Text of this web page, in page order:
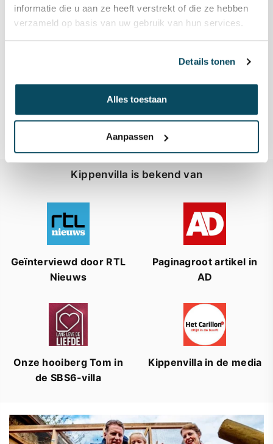
informatie die u aan ze heeft verstrekt of die ze hebben
verzameld op basis van uw gebruik van hun services.
Details tonen
Alles toestaan
Aanpassen
Kippenvilla is bekend van
Geïnterviewd door RTL
Nieuws
Paginagroot artikel in
AD
Onze hooiberg Tom in
de SBS6-villa
Kippenvilla in de media